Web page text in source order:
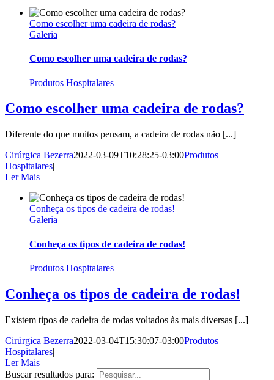
Como escolher uma cadeira de rodas?
Galeria
Como escolher uma cadeira de rodas?
Produtos Hospitalares
Como escolher uma cadeira de rodas?
Diferente do que muitos pensam, a cadeira de rodas não [...]
Cirúrgica Bezerra2022-03-09T10:28:25-03:00Produtos
Hospitalares|
Ler Mais
Conheça os tipos de cadeira de rodas!
Galeria
Conheça os tipos de cadeira de rodas!
Produtos Hospitalares
Conheça os tipos de cadeira de rodas!
Existem tipos de cadeira de rodas voltados às mais diversas [...]
Cirúrgica Bezerra2022-03-04T15:30:07-03:00Produtos
Hospitalares|
Ler Mais
Buscar resultados para: